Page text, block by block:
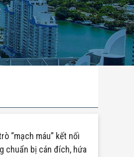
“mạch máu” kết nối
chuẩn bị cán đích, hứa